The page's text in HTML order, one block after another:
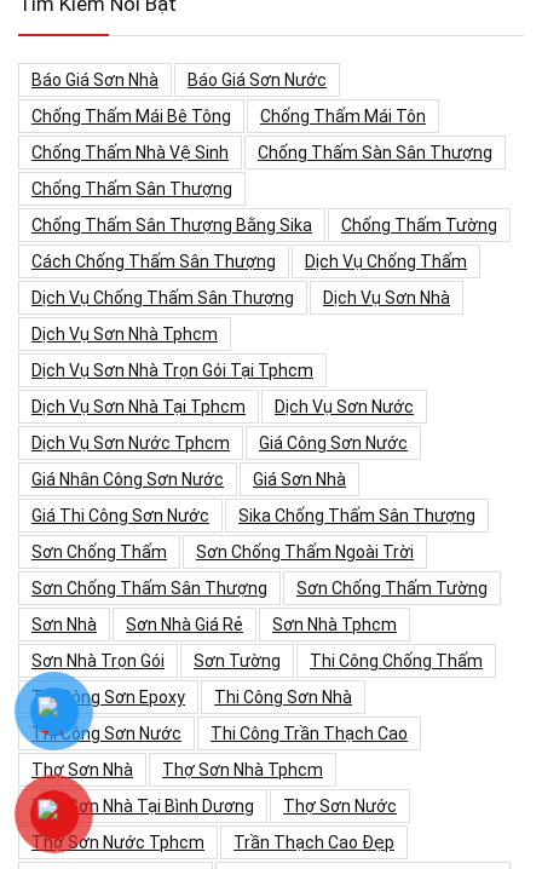
Báo Giá Sơn Nhà
Báo Giá Sơn Nước
Chống Thấm Mái Bê Tông
Chống Thấm Mái Tôn
Chống Thấm Nhà Vệ Sinh
Chống Thấm Sàn Sân Thượng
Chống Thấm Sân Thượng
Chống Thấm Sân Thượng Bằng Sika
Chống Thấm Tường
Cách Chống Thấm Sân Thượng
Dịch Vụ Chống Thấm
Dịch Vụ Chống Thấm Sân Thượng
Dịch Vụ Sơn Nhà
Dịch Vụ Sơn Nhà Tphcm
Dịch Vụ Sơn Nhà Trọn Gói Tại Tphcm
Dịch Vụ Sơn Nhà Tại Tphcm
Dịch Vụ Sơn Nước
Dịch Vụ Sơn Nước Tphcm
Giá Công Sơn Nước
Giá Nhân Công Sơn Nước
Giá Sơn Nhà
Giá Thi Công Sơn Nước
Sika Chống Thấm Sân Thượng
Sơn Chống Thấm
Sơn Chống Thấm Ngoài Trời
Sơn Chống Thấm Sân Thượng
Sơn Chống Thấm Tường
Sơn Nhà
Sơn Nhà Giá Rẻ
Sơn Nhà Tphcm
Sơn Nhà Trọn Gói
Sơn Tường
Thi Công Chống Thấm
Thi Công Sơn Epoxy
Thi Công Sơn Nhà
Thi Công Sơn Nước
Thi Công Trần Thạch Cao
Thợ Sơn Nhà
Thợ Sơn Nhà Tphcm
Thợ Sơn Nhà Tại Bình Dương
Thợ Sơn Nước
Thợ Sơn Nước Tphcm
Trần Thạch Cao Đẹp